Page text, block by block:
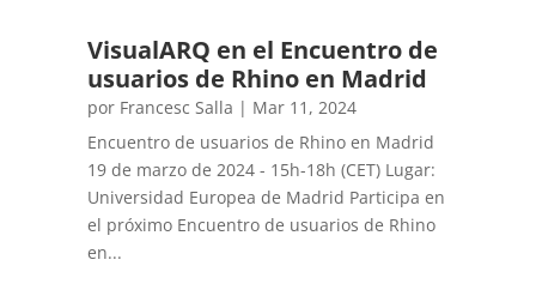
VisualARQ en el Encuentro de
usuarios de Rhino en Madrid
por Francesc Salla | Mar 11, 2024
Encuentro de usuarios de Rhino en Madrid
19 de marzo de 2024 - 15h-18h (CET) Lugar:
Universidad Europea de Madrid Participa en
el próximo Encuentro de usuarios de Rhino
en...